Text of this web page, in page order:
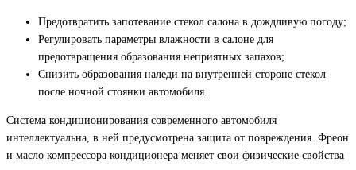
Предотвратить запотевание стекол салона в дождливую погоду;
Регулировать параметры влажности в салоне для
предотвращения образования неприятных запахов;
Снизить образования наледи на внутренней стороне стекол
после ночной стоянки автомобиля.
Система кондиционирования современного автомобиля
интеллектуальна, в ней предусмотрена защита от повреждения. Фреон
и масло компрессора кондиционера меняет свои физические свойства